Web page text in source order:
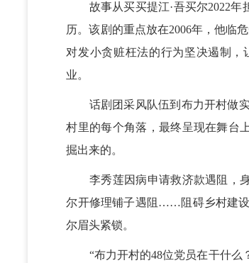
故事从买买提江·吾买尔2022年
历。该剧的重点放在2006年，他临
对发小贪赃枉法的行为坚决遏制
业。
话剧团采风队伍到布力开村做实
村里的每个角落，最终呈现在舞台
掘出来的。
李秀莲因病申请救济款遇阻，身
尔开修理铺子遇阻……阻碍乡村建设
尔眉头紧锁。
“布力开村的48位党员在干什么